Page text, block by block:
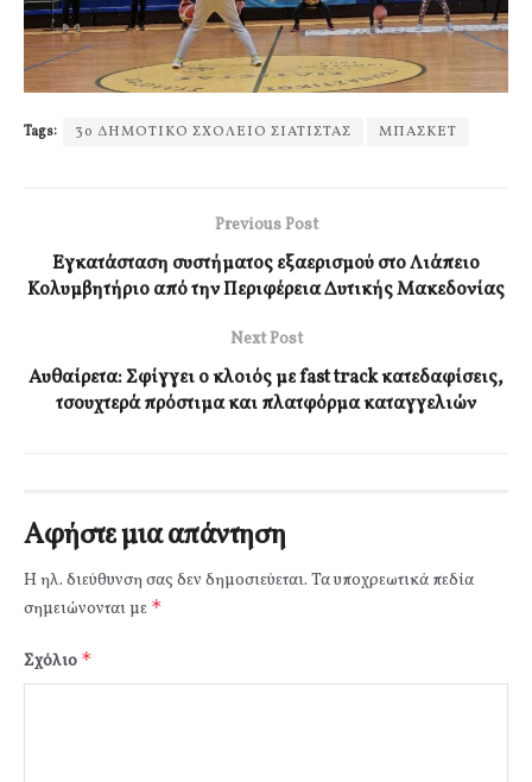
Tags: 3ο ΔΗΜΟΤΙΚΟ ΣΧΟΛΕΙΟ ΣΙΑΤΙΣΤΑΣ ΜΠΑΣΚΕΤ
Previous Post
Εγκατάσταση συστήματος εξαερισμού στο Λιάπειο
Κολυμβητήριο από την Περιφέρεια Δυτικής Μακεδονίας
Next Post
Αυθαίρετα: Σφίγγει ο κλοιός με fast track κατεδαφίσεις,
τσουχτερά πρόστιμα και πλατφόρμα καταγγελιών
Αφήστε μια απάντηση
Η ηλ. διεύθυνση σας δεν δημοσιεύεται. Τα υποχρεωτικά πεδία
σημειώνονται με *
Σχόλιο *